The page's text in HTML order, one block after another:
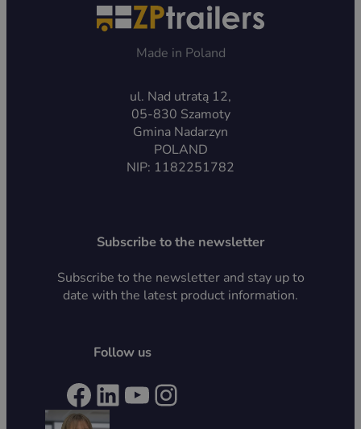
Made in Poland
ul. Nad utratą 12,
05-830 Szamoty
Gmina Nadarzyn
POLAND
NIP: 1182251782
Subscribe to the newsletter
Subscribe to the newsletter and stay up to
date with the latest product information.
Follow us
Facebook LinkedIn YouTube Instagram